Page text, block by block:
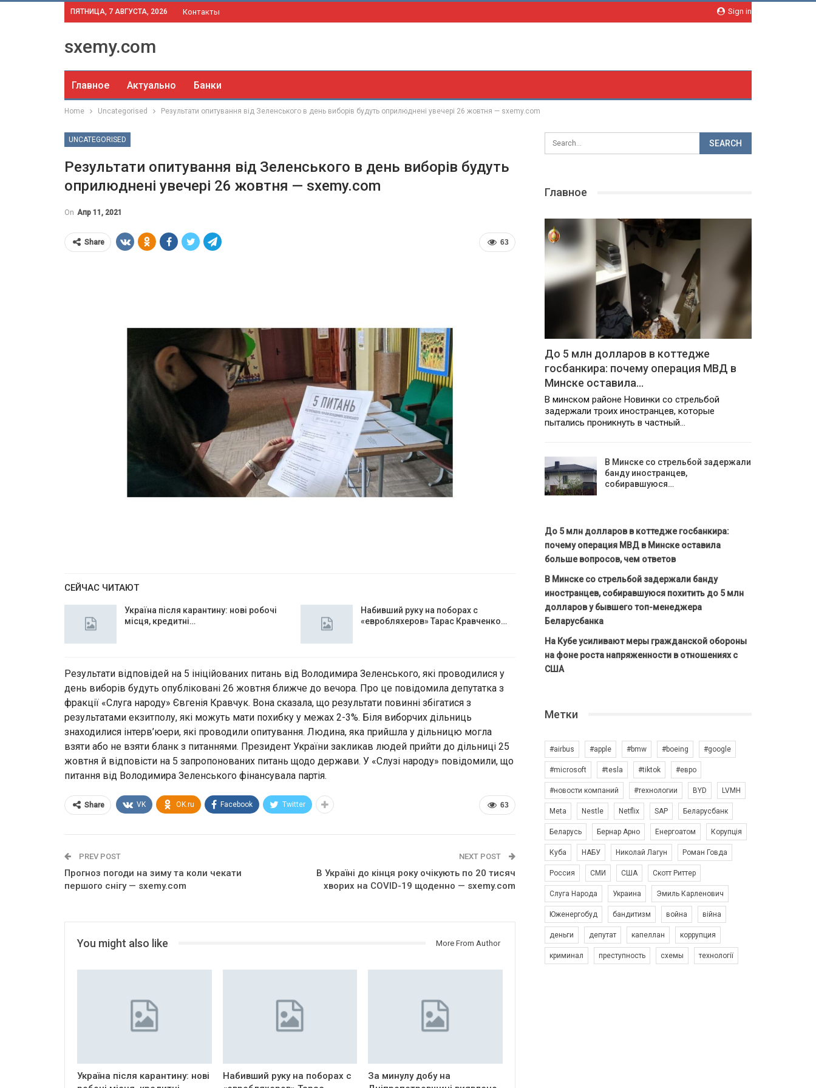
Sign in
ПЯТНИЦА, 7 АВГУСТА, 2026 Контакты
sxemy.com
Главное Актуально Банки
Home Uncategorised Результати опитування від Зеленського в день виборів будуть оприлюднені увечері 26 жовтня — sxemy.com
UNCATEGORISED
Результати опитування від Зеленського в день виборів будуть
оприлюднені увечері 26 жовтня — sxemy.com
On Апр 11, 2021
63
Share
СЕЙЧАС ЧИТАЮТ
Україна після карантину: нові робочі
місця, кредитні…
Набивший руку на поборах с
«евробляхеров» Тарас Кравченко…
Результати відповідей на 5 ініційованих питань від Володимира Зеленського, які проводилися у
день виборів будуть опубліковані 26 жовтня ближче до вечора. Про це повідомила депутатка з
фракції «Слуга народу» Євгенія Кравчук. Вона сказала, що результати повинні збігатися з
результатами екзитполу, які можуть мати похибку у межах 2-3%. Біля виборчих дільниць
знаходилися інтерв’юери, які проводили опитування. Людина, яка прийшла у дільницю могла
взяти або не взяти бланк з питаннями. Президент України закликав людей прийти до дільниці 25
жовтня й відповісти на 5 запропонованих питань щодо держави. У «Слузі народу» повідомили, що
питання від Володимира Зеленського фінансувала партія.
63
Share VK OK.ru Facebook Twitter
PREV POST
Прогноз погоди на зиму та коли чекати
першого снігу — sxemy.com
NEXT POST
В Україні до кінця року очікують по 20 тисяч
хворих на COVID-19 щоденно — sxemy.com
You might also like More From Author
Україна після карантину: нові
Набивший руку на поборах с
За минулу добу на
Главное
До 5 млн долларов в коттедже
госбанкира: почему операция МВД в
Минске оставила…
В минском районе Новинки со стрельбой
задержали троих иностранцев, которые
пытались проникнуть в частный…
В Минске со стрельбой задержали
банду иностранцев,
собиравшуюся…
До 5 млн долларов в коттедже госбанкира:
почему операция МВД в Минске оставила
больше вопросов, чем ответов
В Минске со стрельбой задержали банду
иностранцев, собиравшуюся похитить до 5 млн
долларов у бывшего топ-менеджера
Беларусбанка
На Кубе усиливают меры гражданской обороны
на фоне роста напряженности в отношениях с
США
Метки
#airbus #apple #bmw #boeing #google
#microsoft #tesla #tiktok #евро
#новости компаний #технологии BYD LVMH
Meta Nestle Netflix SAP Беларусбанк
Беларусь Бернар Арно Енергоатом Корупція
Куба НАБУ Николай Лагун Роман Говда
Россия СМИ США Скотт Риттер
Слуга Народа Украина Эмиль Карленович
Юженергобуд бандитизм война війна
деньги депутат капеллан коррупция
криминал преступность схемы технології